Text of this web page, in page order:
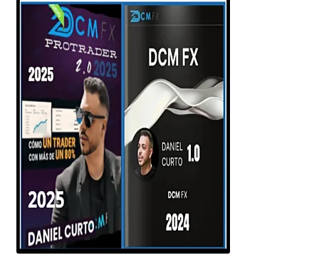
CONTACTO